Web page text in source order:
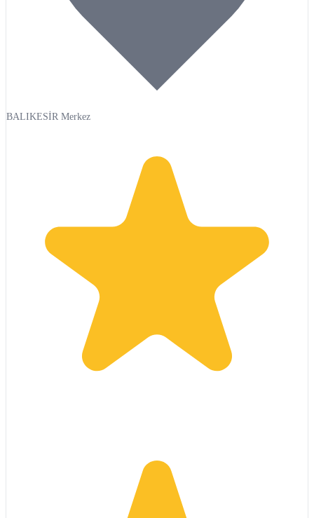
BALIKESİR Merkez